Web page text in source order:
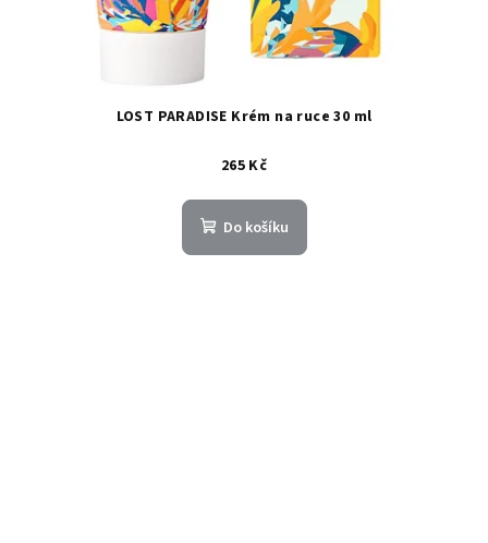
LOST PARADISE Krém na ruce 30 ml
265 Kč
Do košíku